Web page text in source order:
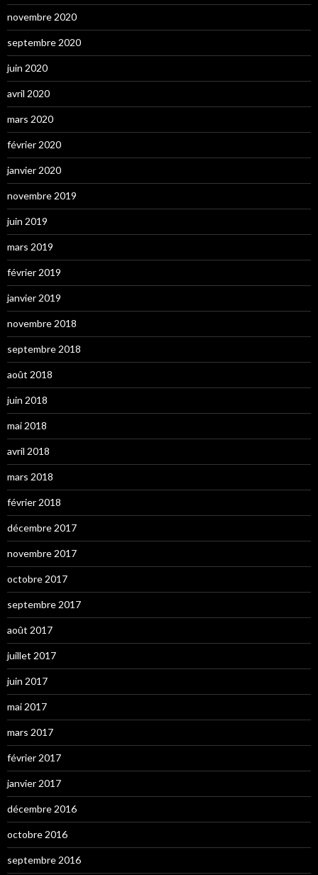
novembre 2020
septembre 2020
juin 2020
avril 2020
mars 2020
février 2020
janvier 2020
novembre 2019
juin 2019
mars 2019
février 2019
janvier 2019
novembre 2018
septembre 2018
août 2018
juin 2018
mai 2018
avril 2018
mars 2018
février 2018
décembre 2017
novembre 2017
octobre 2017
septembre 2017
août 2017
juillet 2017
juin 2017
mai 2017
mars 2017
février 2017
janvier 2017
décembre 2016
octobre 2016
septembre 2016